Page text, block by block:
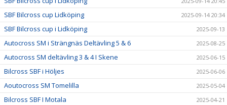
SBF Bilcross cup Lidköping 2025-09-14 20:34
SBF Bilcross cup i Lidköping 2025-09-13
Autocross SM i Strängnäs Deltävling 5 & 6 2025-08-25
Autocross SM deltävling 3 & 4 I Skene 2025-06-15
Bilcross SBF i Höljes 2025-06-06
Aoutocross SM Tomelilla 2025-05-04
Bilcross SBF I Motala 2025-04-21